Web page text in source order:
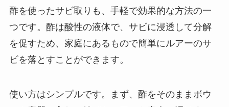
酢を使ったサビ取りも、手軽で効果的な方法の一
つです。酢は酸性の液体で、サビに浸透して分解
を促すため、家庭にあるもので簡単にルアーのサ
ビを落とすことができます。
使い方はシンプルです。まず、酢をそのままボウ